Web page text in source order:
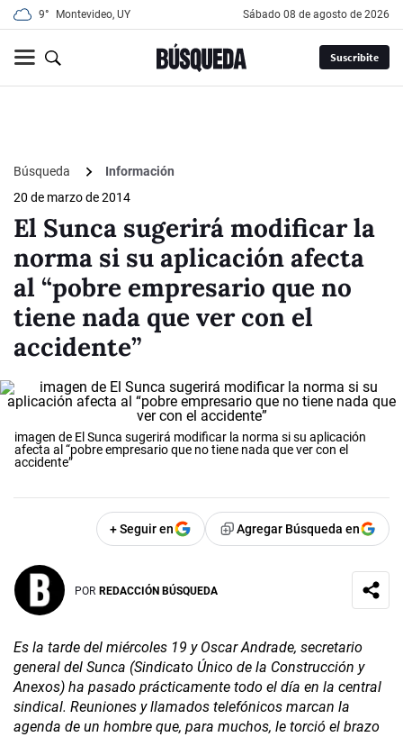
9° Montevideo, UY sábado 08 de agosto de 2026
Suscribite
Búsqueda
Información
20 de marzo de 2014
El Sunca sugerirá modificar la
norma si su aplicación afecta
al “pobre empresario que no
tiene nada que ver con el
accidente”
imagen de El Sunca sugerirá modificar la norma si su aplicación
afecta al “pobre empresario que no tiene nada que ver con el
accidente”
+ Seguir en Agregar Búsqueda en
POR REDACCIÓN BÚSQUEDA
Es la tarde del miércoles 19 y Oscar Andrade, secretario
general del Sunca (Sindicato Único de la Construcción y
Anexos) ha pasado prácticamente todo el día en la central
sindical. Reuniones y llamados telefónicos marcan la
agenda de un hombre que, para muchos, le torció el brazo